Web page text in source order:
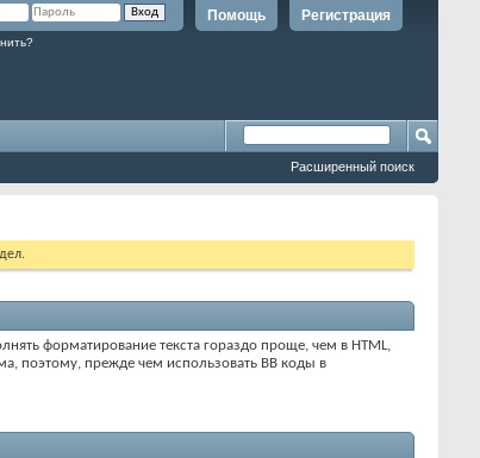
Регистрация
Помощь
Расширенный поиск
форматирование текста гораздо проще, чем в HTML,
поэтому, прежде чем использовать BB коды в